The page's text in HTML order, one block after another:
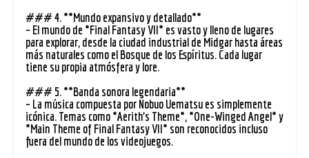
### 4. **Mundo expansivo y detallado**
– El mundo de *Final Fantasy VII* es vasto y lleno de lugares
para explorar, desde la ciudad industrial de Midgar hasta áreas
más naturales como el Bosque de los Espíritus. Cada lugar
tiene su propia atmósfera y lore.
### 5. **Banda sonora legendaria**
– La música compuesta por Nobuo Uematsu es simplemente
icónica. Temas como *Aerith’s Theme*, *One-Winged Angel* y
*Main Theme of Final Fantasy VII* son reconocidos incluso
fuera del mundo de los videojuegos.